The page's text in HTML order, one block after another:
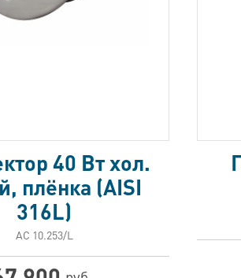
40 Вт хол.
плёнка (AISI
316L)
АС 10.253/L